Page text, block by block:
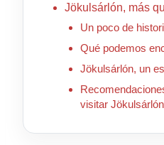
Jökulsárlón, más
Un poco de
Qué podemos
Jökulsárlón, un
visitar Jökulsárlón